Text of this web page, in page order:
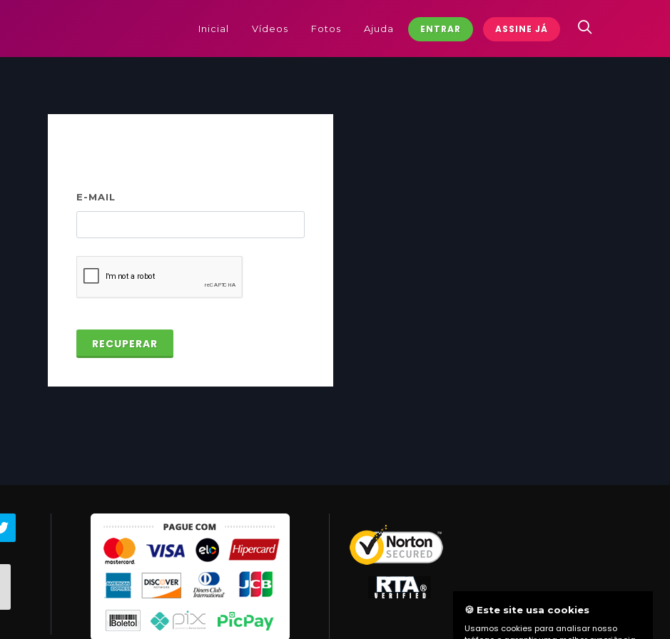
Inicial Vídeos Fotos Ajuda ENTRAR ASSINE JÁ
E-MAIL
RECUPERAR
🍪 Este site usa cookies
Usamos cookies para analisar nosso